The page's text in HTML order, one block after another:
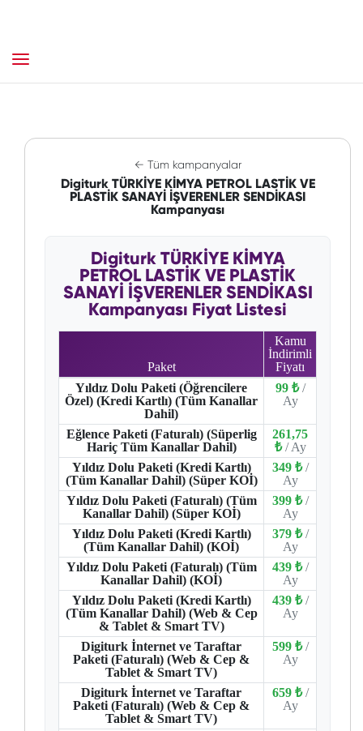
← Tüm kampanyalar
Digiturk TÜRKİYE KİMYA PETROL LASTİK VE
PLASTİK SANAYİ İŞVERENLER SENDİKASI
Kampanyası
Digiturk TÜRKİYE KİMYA
PETROL LASTİK VE PLASTİK
SANAYİ İŞVERENLER SENDİKASI
Kampanyası Fiyat Listesi
Paket
Kamu
İndirimli
Fiyatı
Yıldız Dolu Paketi (Öğrencilere
Özel) (Kredi Kartlı) (Tüm Kanallar
Dahil)
99 ₺ /
Ay
Eğlence Paketi (Faturalı) (Süperlig
Hariç Tüm Kanallar Dahil)
261,75
₺ / Ay
Yıldız Dolu Paketi (Kredi Kartlı)
(Tüm Kanallar Dahil) (Süper KOİ)
349 ₺ /
Ay
Yıldız Dolu Paketi (Faturalı) (Tüm
Kanallar Dahil) (Süper KOİ)
399 ₺ /
Ay
Yıldız Dolu Paketi (Kredi Kartlı)
(Tüm Kanallar Dahil) (KOİ)
379 ₺ /
Ay
Yıldız Dolu Paketi (Faturalı) (Tüm
Kanallar Dahil) (KOİ)
439 ₺ /
Ay
Yıldız Dolu Paketi (Kredi Kartlı)
(Tüm Kanallar Dahil) (Web & Cep
& Tablet & Smart TV)
439 ₺ /
Ay
Digiturk İnternet ve Taraftar
Paketi (Faturalı) (Web & Cep &
Tablet & Smart TV)
599 ₺ /
Ay
Digiturk İnternet ve Taraftar
Paketi (Faturalı) (Web & Cep &
Tablet & Smart TV)
659 ₺ /
Ay